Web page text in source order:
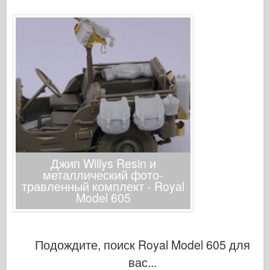
Джип Willys Resin и
металлический фото-
травленный комплект - Royal
Model 605
Подождите, поиск Royal Model 605 для
вас...